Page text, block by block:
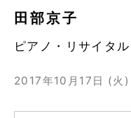
田部京子
ピアノ・リサイタル
2017年10月17日 (火)